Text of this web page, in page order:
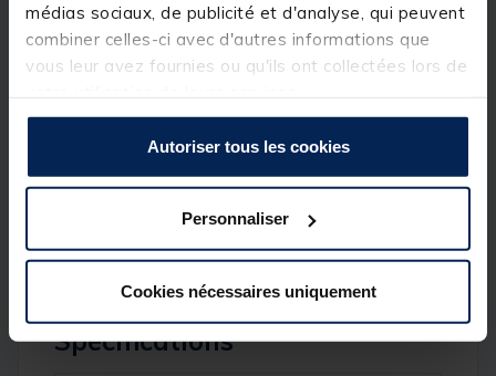
médias sociaux, de publicité et d'analyse, qui peuvent
combiner celles-ci avec d'autres informations que
vous leur avez fournies ou qu'ils ont collectées lors de
Autoriser tous les cookies
Personnaliser
Cookies nécessaires uniquement
Pour aller encore plus loin,12 modèles d’antennes
sont disponibles en option, dont des versions
spécifiquement conçues pour la pêche à l’anglaise.
Uncode couleur à la base du flotteurpermet
idéal pour réagir vite en action de pêche.
Disponible en7 tailles (de 3 g à 15 g), le
devient un allié incontournable pour les compétiteurs
en bolognaise à la recherche de précision, de
stabilité et de sensibilité.
Spécifications